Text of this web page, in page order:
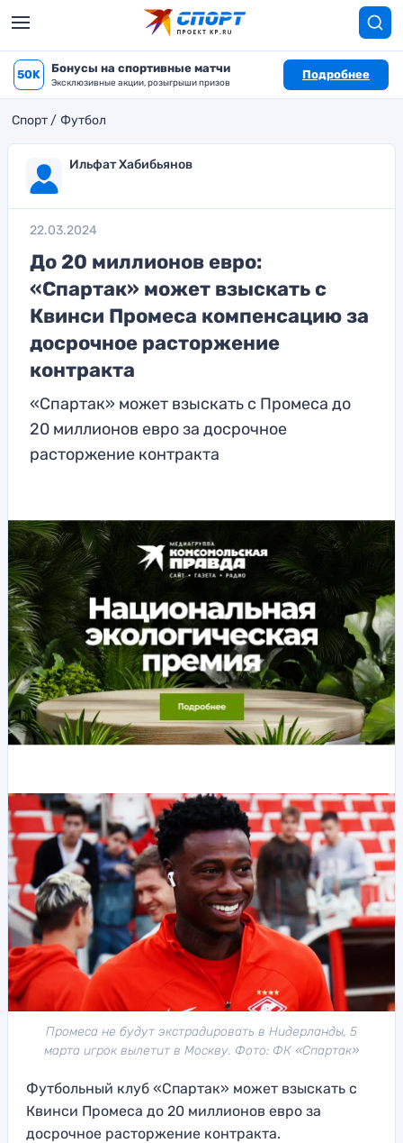
50K Бонусы на спортивные матчи
Эксклюзивные акции, розыгрыши призов
Подробнее
Спорт Футбол
Ильфат Хабибьянов
22.03.2024
До 20 миллионов евро:
«Спартак» может взыскать с
Квинси Промеса компенсацию за
досрочное расторжение
контракта
«Спартак» может взыскать с Промеса до
20 миллионов евро за досрочное
расторжение контракта
Промеса не будут экстрадировать в Нидерланды, 5
марта игрок вылетит в Москву. Фото: ФК «Спартак»
Футбольный клуб «Спартак» может взыскать с
Квинси Промеса до 20 миллионов евро за
досрочное расторжение контракта.